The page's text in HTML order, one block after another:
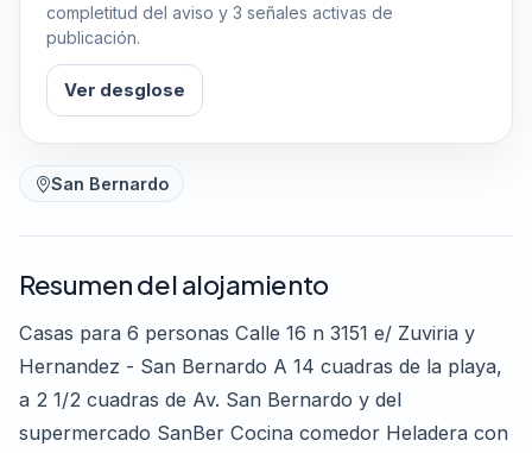
completitud del aviso y 3 señales activas de
publicación.
Ver desglose
San Bernardo
Resumen del alojamiento
Casas para 6 personas Calle 16 n 3151 e/ Zuviria y
Hernandez - San Bernardo A 14 cuadras de la playa,
a 2 1/2 cuadras de Av. San Bernardo y del
supermercado SanBer Cocina comedor Heladera con